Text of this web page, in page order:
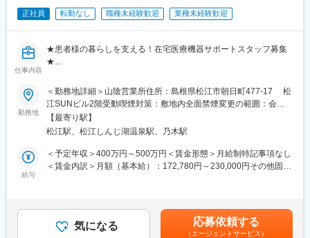
変更の範囲：会社の定める業務
正社員 転勤なし 職種未経験歓迎 業種未経験歓迎
仕事内容
★患者様の暮らしを支える！在宅医療機器サポートスタッフ募集
★
「医療って難しそう…」と思ったあなたも大丈夫♪
未経験からスタートした先輩も多数活躍中！
患者様のご自宅での機器設置やフォローを通じて、感謝されるお
仕事です★
■お仕事内容
患者様宅へ在宅医療機器の納入・使用方法説明・導入後の機器の
療機器に関しては当社対応）
勤務地
＜勤務地詳細＞山陰営業所住所：島根県松江市朝日町477-17 松
江SUNビル2階受動喫煙対策：敷地内全面禁煙変更の範囲：会社
の定める事業所
【最寄り駅】
松江駅、松江しんじ湖温泉駅、乃木駅
給与
＜予定年収＞400万円～500万円＜賃金形態＞月給制特記事項なし
＜賃金内訳＞月額（基本給）：172,780円～230,000円その他固定
円）■モデル年収・30歳：440万（住宅手当有・扶養1名）・35
歳：446万（住宅手当無・扶養2名）・40歳：482万（住宅手当
気になる 応募依頼する
（エージェントサービス）